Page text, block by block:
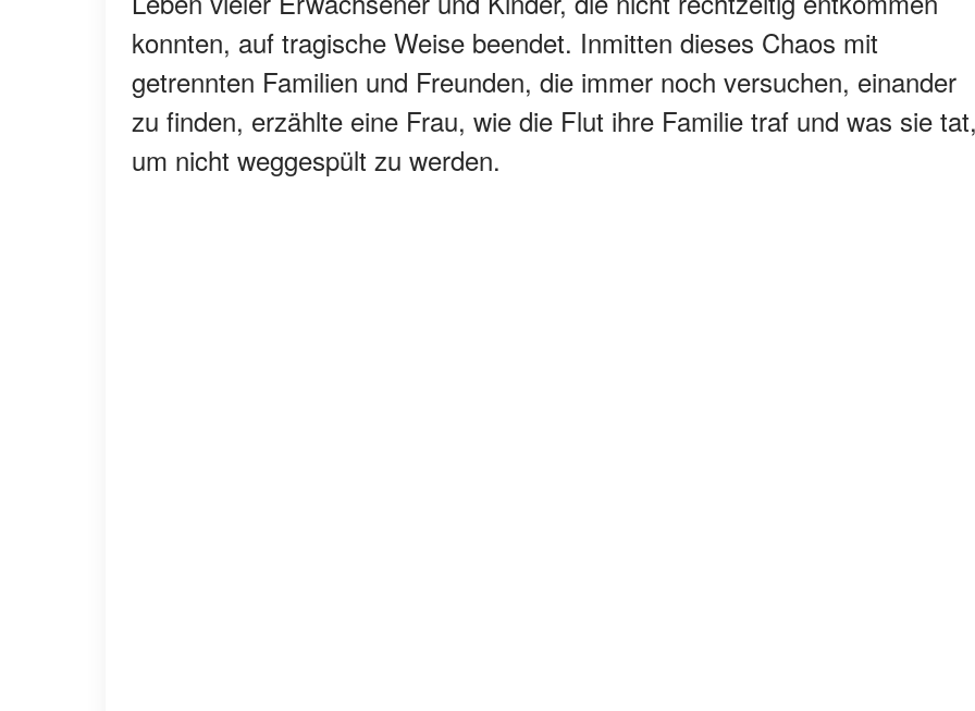
konnten, auf tragische Weise beendet. Inmitten dieses Chaos mit
getrennten Familien und Freunden, die immer noch versuchen, einander
zu finden, erzählte eine Frau, wie die Flut ihre Familie traf und was sie
um nicht weggespült zu werden.